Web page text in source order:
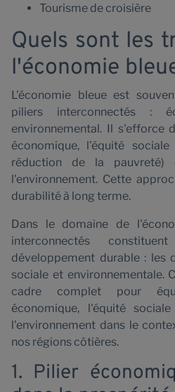
Tourisme de croisière
Quels sont les
l'économie
L'économie bleue est
piliers interconnectés :
environnemental. Il s'efforce
économique, l'équité
réduction de la
l'environnement. Cette
durabilité à long terme.
Dans le domaine de
interconnectés
développement durable : les
sociale et environnementale.
cadre complet pour
économique, l'équité
l'environnement dans le
nos régions côtières.
1. Pilier